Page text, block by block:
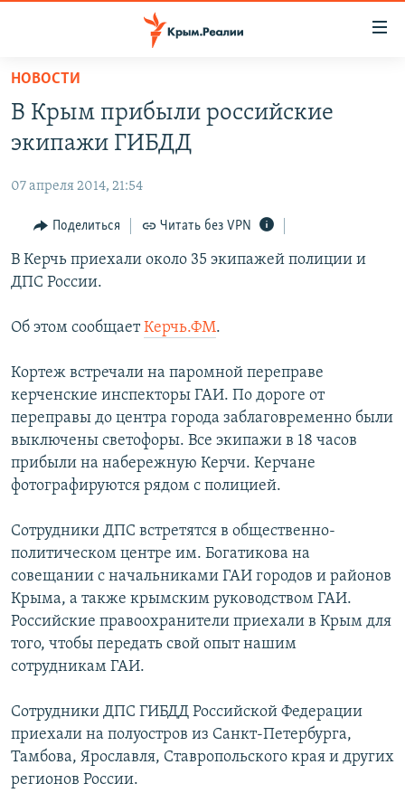
Вернуться
основному
содержанию
навигации
Вернутся
СПЕЦПРОЕКТЫ
КАРТА ВОЕННЫХ ОБЪЕКТОВ КРЫМА
11 ЛЕТ ОККУПАЦИИ КРЫМА. 11 ИСТОРИЙ СОПРОТИВЛЕНИЯ
ИСТОРИЯ
ЕЩЕ
ИНТЕРАКТИВ
ТЕЛЕПРОЕКТ КРЫМ.РЕАЛИИ
ПРОПАВШИЕ БЕЗ ВЕСТИ
ПОБЕДИТЕЛЕЙ НЕ СУДЯТ?
КРЫМ.НЕПОКОРЕННЫЙ
ELIFBE
РАДІО СВОБОДА
КАК ОБОЙТИ БЛОКИРОВКУ
Qırımtatar
ПРИСОЕДИНЯЙТЕСЬ!
Все сайты RFE/RL
НОВОСТИ
В Крым прибыли российские
экипажи ГИБДД
07 апреля 2014, 21:54
Поделиться Читать без VPN
В Керчь приехали около 35 экипажей полиции и
ДПС России.
Об этом сообщаетКерчь.ФМ.
Кортеж встречали на паромной переправе
керченские инспекторы ГАИ. По дороге от
переправы до центра города заблаговременно были
выключены светофоры. Все экипажи в 18 часов
прибыли на набережную Керчи. Керчане
фотографируются рядом с полицией.
Сотрудники ДПС встретятся в общественно-
политическом центре им. Богатикова на
совещании с начальниками ГАИ городов и районов
Крыма, а также крымским руководством ГАИ.
Российские правоохранители приехали в Крым для
того, чтобы передать свой опыт нашим
сотрудникам ГАИ.
Сотрудники ДПС ГИБДД Российской Федерации
приехали на полуостров из Санкт-Петербурга,
Тамбова, Ярославля, Ставропольского края и других
регионов России.